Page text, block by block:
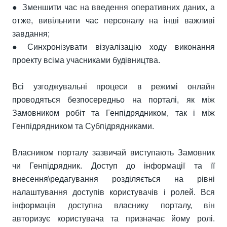
● Зменшити час на введення оперативних даних, а
отже, вивільнити час персоналу на інші важливі
завдання;
● Синхронізувати візуалізацію ходу виконання
проекту всіма учасниками будівництва.
Всі узгоджувальні процеси в режимі онлайн
проводяться безпосередньо на порталі, як між
Замовником робіт та Генпідрядником, так і між
Генпідрядником та Субпідрядниками.
Власником порталу зазвичай виступають Замовник
чи Генпідрядник. Доступ до інформації та її
внесення\редагування розділяється на рівні
налаштування доступів користувачів і ролей. Вся
інформація доступна власнику порталу, він
авторизує користувача та призначає йому ролі.